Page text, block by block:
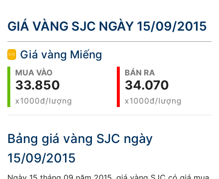
GIÁ VÀNG SJC NGÀY 15/09/2015
Giá vàng Miếng
MUA VÀO
33.850
x1000đ/lượng
BÁN RA
34.070
x1000đ/lượng
Bảng giá vàng SJC ngày
15/09/2015